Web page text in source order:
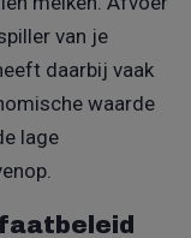
van je
daarbij vaak
waarde
lage